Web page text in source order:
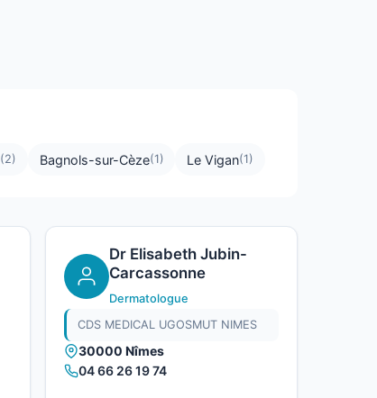
(2) Bagnols-sur-Cèze(1) Le Vigan(1)
Dr Elisabeth Jubin-
Carcassonne
Dermatologue
CDS MEDICAL UGOSMUT NIMES
30000 Nîmes
04 66 26 19 74